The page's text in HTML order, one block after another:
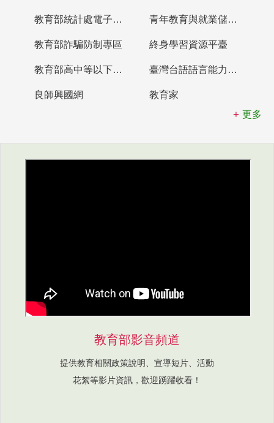
教育部統計處電子書櫃 青年教育與就業儲蓄帳戶
教育部詐騙防制專區 終身學習資源平臺
教育部高中等以下學校及幼兒園教師資格檢定考試 臺灣台語語言能力認證網站
良師興國網
教育家
更多
教育部影音頻道
提供教育相關政策說明、宣導短片、活動
花絮等影片資訊，歡迎踴躍收看！